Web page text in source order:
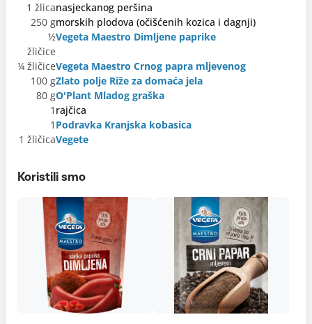
1 žlicanasjeckanog peršina
250 gmorskih plodova (očišćenih kozica i dagnji)
½
žličice
Vegeta Maestro Dimljene paprike
¼ žličiceVegeta Maestro Crnog papra mljevenog
100 gZlato polje Riže za domaća jela
80 gO'Plant Mladog graška
1 rajčica
1 Podravka Kranjska kobasica
1 žličicaVegete
Koristili smo